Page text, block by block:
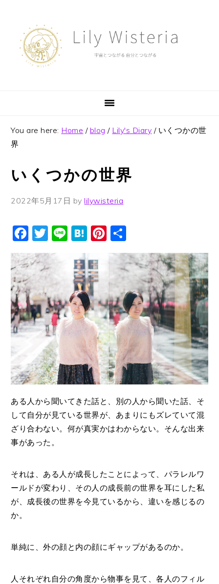
primary
navigation
content
You are here: Home / blog / Lily's Diary /いくつかの世
界
いくつかの世界
2022年5月17日 bylilywisteria
Facebook
Twitter
LineHatena
Pinterest
有
ある人から聞いてきた話と、別の人から聞いた話、そ
して自分が見ている世界が、あまりにもズレていて混
ざり合わない。何が真実かはわからない。そんな出来
事があった。
それは、ある人が成長したことによって、パラレルワ
ールドが変わり、その人の成長前の世界を耳にした私
が、成長後の世界を今見ているから、違いを感じるの
か。
単純に、外の顔と内の顔にギャップがあるのか。
人それぞれ自分の角度から物事を見て、各人のフィル